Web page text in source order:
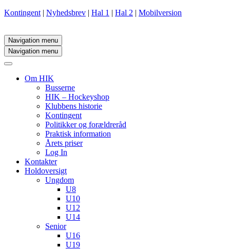
Kontingent | Nyhedsbrev | Hal 1 | Hal 2 | Mobilversion
Navigation menu
Navigation menu
Om HIK
Busserne
HIK – Hockeyshop
Klubbens historie
Kontingent
Politikker og forældreråd
Praktisk information
Årets priser
Log In
Kontakter
Holdoversigt
Ungdom
U8
U10
U12
U14
Senior
U16
U19